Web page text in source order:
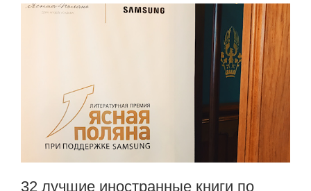
32 лучшие иностранные книги по